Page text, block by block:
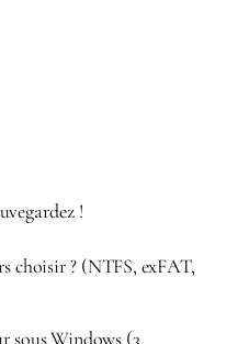
!
choisir ? (NTFS, exFAT,
sous Windows (3